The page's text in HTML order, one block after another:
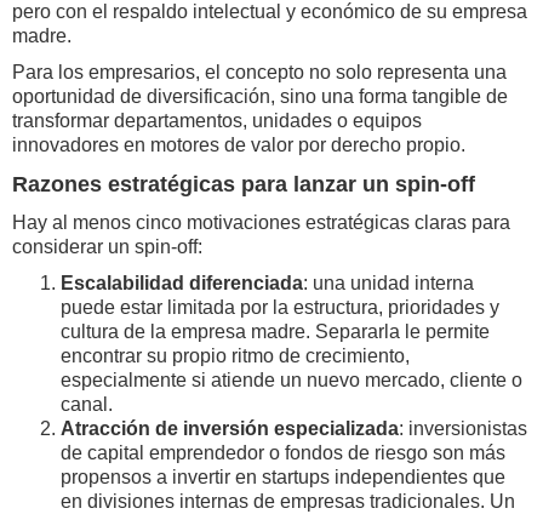
pero con el respaldo intelectual y económico de su empresa
madre.
Para los empresarios, el concepto no solo representa una
oportunidad de diversificación, sino una forma tangible de
transformar departamentos, unidades o equipos
innovadores en motores de valor por derecho propio.
Razones estratégicas para lanzar un spin-off
Hay al menos cinco motivaciones estratégicas claras para
considerar un spin-off:
Escalabilidad diferenciada: una unidad interna
puede estar limitada por la estructura, prioridades y
cultura de la empresa madre. Separarla le permite
encontrar su propio ritmo de crecimiento,
especialmente si atiende un nuevo mercado, cliente o
canal.
Atracción de inversión especializada: inversionistas
de capital emprendedor o fondos de riesgo son más
propensos a invertir en startups independientes que
en divisiones internas de empresas tradicionales. Un